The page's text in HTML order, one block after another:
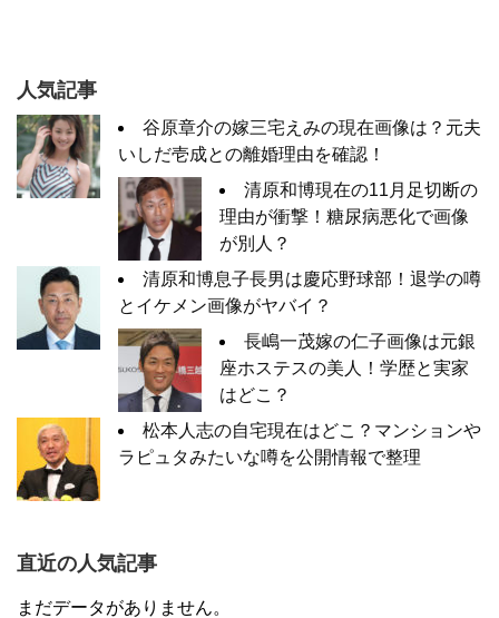
人気記事
谷原章介の嫁三宅えみの現在画像は？元夫
いしだ壱成との離婚理由を確認！
清原和博現在の11月足切断の
理由が衝撃！糖尿病悪化で画像
が別人？
清原和博息子長男は慶応野球部！退学の噂
とイケメン画像がヤバイ？
長嶋一茂嫁の仁子画像は元銀
座ホステスの美人！学歴と実家
はどこ？
松本人志の自宅現在はどこ？マンションや
ラピュタみたいな噂を公開情報で整理
直近の人気記事
まだデータがありません。